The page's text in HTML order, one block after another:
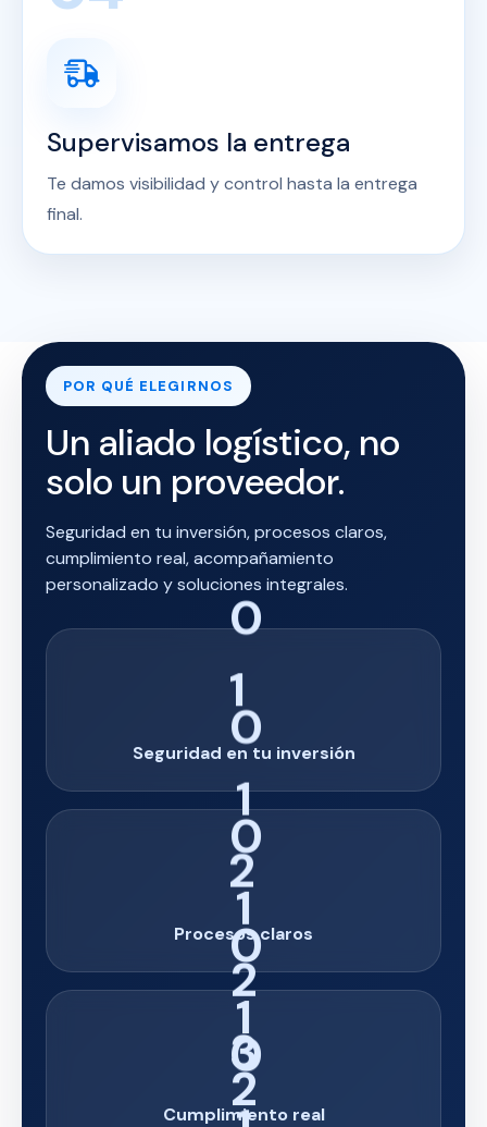
Supervisamos la entrega
Te damos visibilidad y control hasta la entrega
final.
POR QUÉ ELEGIRNOS
Un aliado logístico, no
solo un proveedor.
Seguridad en tu inversión, procesos claros,
cumplimiento real, acompañamiento
personalizado y soluciones integrales.
1
Seguridad en tu inversión
2
Procesos claros
3
Cumplimiento real